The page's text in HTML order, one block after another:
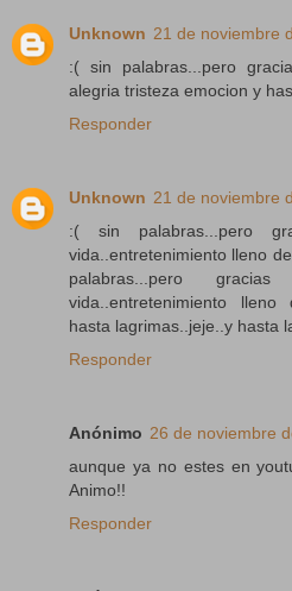
Unknown 21 de noviembre
:( sin palabras...pero
alegria tristeza emocion y
Responder
Unknown 21 de noviembre
:( sin palabras...pero
vida..entretenimiento lleno
palabras...pero
vida..entretenimiento
hasta lagrimas..jeje..y hasta
Responder
Anónimo 26 de noviembre
aunque ya no estes en
Animo!!
Responder